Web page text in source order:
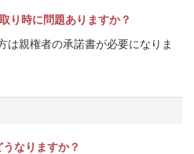
り時に問題ありますか？
は親権者の承諾書が必要になりま
なりますか？